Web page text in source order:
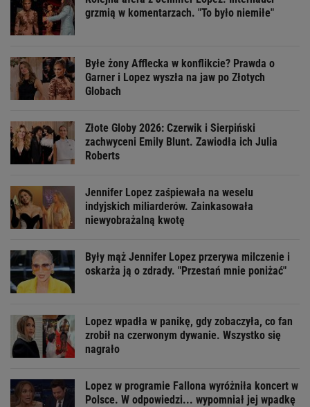
grzmią w komentarzach. "To było niemiłe"
Byłe żony Afflecka w konflikcie? Prawda o
Garner i Lopez wyszła na jaw po Złotych
Globach
Złote Globy 2026: Czerwik i Sierpiński
zachwyceni Emily Blunt. Zawiodła ich Julia
Roberts
Jennifer Lopez zaśpiewała na weselu
indyjskich miliarderów. Zainkasowała
niewyobrażalną kwotę
Były mąż Jennifer Lopez przerywa milczenie i
oskarża ją o zdrady. "Przestań mnie poniżać"
Lopez wpadła w panikę, gdy zobaczyła, co fan
zrobił na czerwonym dywanie. Wszystko się
nagrało
Lopez w programie Fallona wyróżniła koncert w
Polsce. W odpowiedzi... wypomniał jej wpadkę